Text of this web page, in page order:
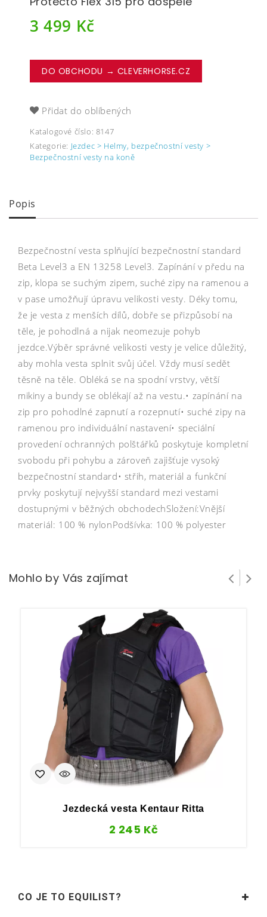
3 499 Kč
DO OBCHODU → CLEVERHORSE.CZ
Přidat do oblíbených
Katalogové číslo: 8147
Kategorie: Jezdec > Helmy, bezpečnostní vesty >
Bezpečnostní vesty na koně
Popis
Bezpečnostní vesta splňující bezpečnostní standard
Beta Level3 a EN 13258 Level3. Zapínání v předu na
zip, klopa se suchým zipem, suché zipy na ramenou a
v pase umožňují úpravu velikosti vesty. Déky tomu,
že je vesta z menších dílů, dobře se přizpůsobí na
těle, je pohodlná a nijak neomezuje pohyb
jezdce.Výběr správné velikosti vesty je velice důležitý,
aby mohla vesta splnit svůj účel. Vždy musí sedět
těsně na těle. Obléká se na spodní vrstvy, větší
mikiny a bundy se oblékají až na vestu.• zapínání na
zip pro pohodlné zapnutí a rozepnutí• suché zipy na
ramenou pro individuální nastavení• speciální
provedení ochranných polštářků poskytuje kompletní
svobodu při pohybu a zároveň zajišťuje vysoký
bezpečnostní standard• střih, materiál a funkční
prvky poskytují nejvyšší standard mezi vestami
dostupnými v běžných obchodechSložení:Vnější
materiál: 100 % nylonPodšívka: 100 % polyester
Mohlo by Vás zajímat
Jezdecká vesta Kentaur Ritta
2 245 Kč
CO JE TO EQUILIST?